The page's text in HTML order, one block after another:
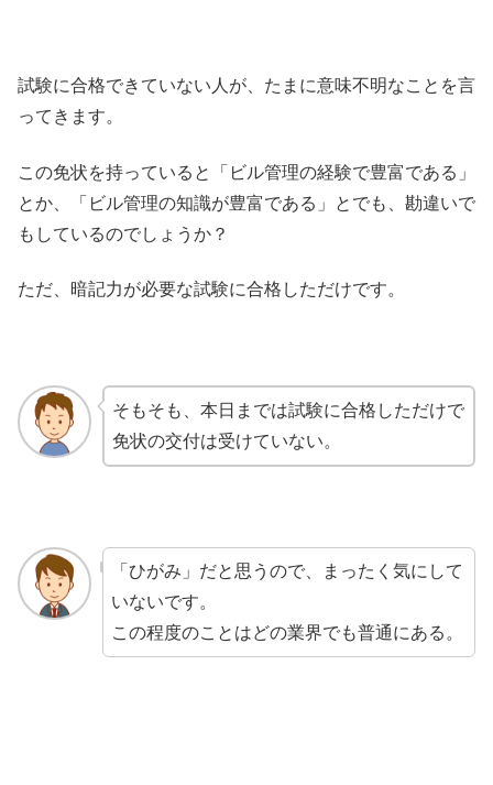
試験に合格できていない人が、たまに意味不明なことを言
ってきます。
この免状を持っていると「ビル管理の経験で豊富である」
とか、「ビル管理の知識が豊富である」とでも、勘違いで
もしているのでしょうか？
ただ、暗記力が必要な試験に合格しただけです。
そもそも、本日までは試験に合格しただけで
免状の交付は受けていない。
「ひがみ」だと思うので、まったく気にして
いないです。
この程度のことはどの業界でも普通にある。